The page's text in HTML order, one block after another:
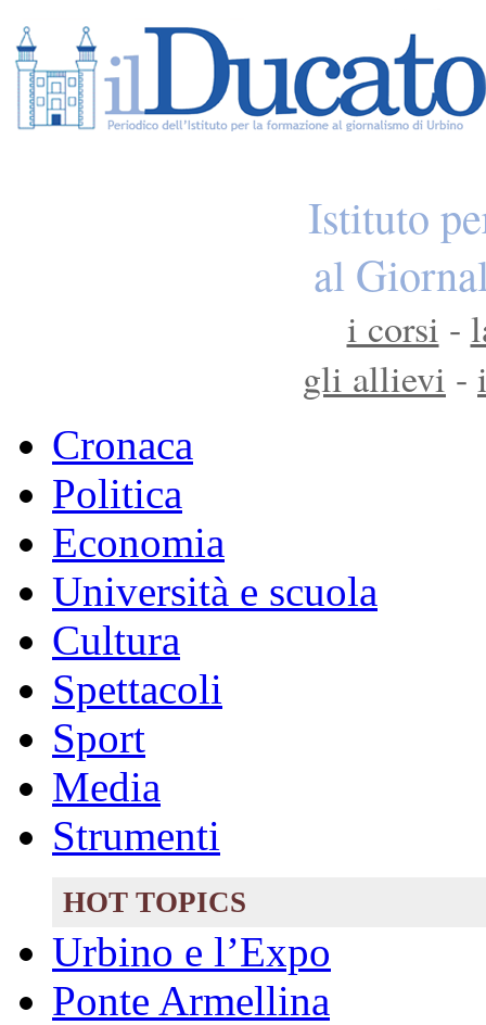
Istituto
al
i corsi -
gli allievi -
Cronaca
Politica
Economia
Università e scuola
Cultura
Spettacoli
Sport
Media
Strumenti
HOT TOPICS
Urbino e l’Expo
Ponte Armellina